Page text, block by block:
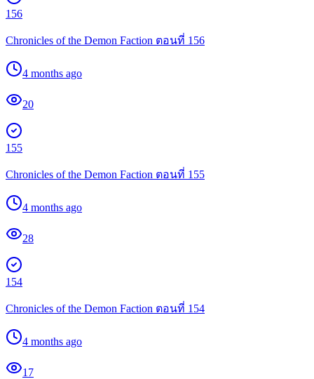
156
Chronicles of the Demon Faction ตอนที่ 156
4 months ago
20
155
Chronicles of the Demon Faction ตอนที่ 155
4 months ago
28
154
Chronicles of the Demon Faction ตอนที่ 154
4 months ago
17